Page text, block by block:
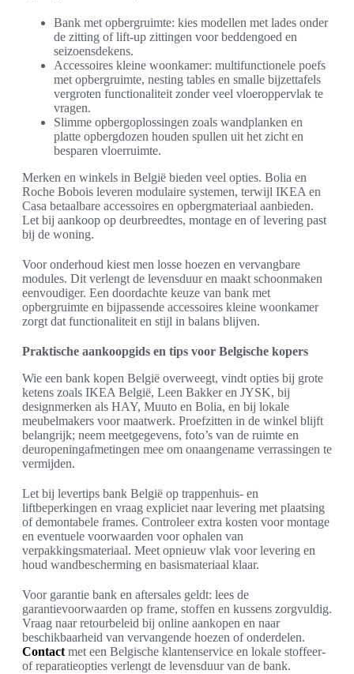
Bank met opbergruimte: kies modellen met lades onder
de zitting of lift-up zittingen voor beddengoed en
seizoensdekens.
Accessoires kleine woonkamer: multifunctionele poefs
met opbergruimte, nesting tables en smalle bijzettafels
vergroten functionaliteit zonder veel vloeroppervlak te
vragen.
Slimme opbergoplossingen zoals wandplanken en
platte opbergdozen houden spullen uit het zicht en
besparen vloerruimte.
Merken en winkels in België bieden veel opties. Bolia en
Roche Bobois leveren modulaire systemen, terwijl IKEA en
Casa betaalbare accessoires en opbergmateriaal aanbieden.
Let bij aankoop op deurbreedtes, montage en of levering past
bij de woning.
Voor onderhoud kiest men losse hoezen en vervangbare
modules. Dit verlengt de levensduur en maakt schoonmaken
eenvoudiger. Een doordachte keuze van bank met
opbergruimte en bijpassende accessoires kleine woonkamer
zorgt dat functionaliteit en stijl in balans blijven.
Praktische aankoopgids en tips voor Belgische kopers
Wie een bank kopen België overweegt, vindt opties bij grote
ketens zoals IKEA België, Leen Bakker en JYSK, bij
designmerken als HAY, Muuto en Bolia, en bij lokale
meubelmakers voor maatwerk. Proefzitten in de winkel blijft
belangrijk; neem meetgegevens, foto’s van de ruimte en
deuropeningafmetingen mee om onaangename verrassingen te
vermijden.
Let bij levertips bank België op trappenhuis- en
liftbeperkingen en vraag expliciet naar levering met plaatsing
of demontabele frames. Controleer extra kosten voor montage
en eventuele voorwaarden voor ophalen van
verpakkingsmateriaal. Meet opnieuw vlak voor levering en
houd wandbescherming en basismateriaal klaar.
Voor garantie bank en aftersales geldt: lees de
garantievoorwaarden op frame, stoffen en kussens zorgvuldig.
Vraag naar retourbeleid bij online aankopen en naar
beschikbaarheid van vervangende hoezen of onderdelen.
Contact met een Belgische klantenservice en lokale stoffeer-
of reparatieopties verlengt de levensduur van de bank.